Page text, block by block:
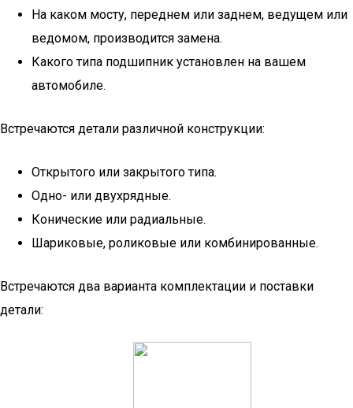
На каком мосту, переднем или заднем, ведущем или
ведомом, производится замена.
Какого типа подшипник установлен на вашем
автомобиле.
Встречаются детали различной конструкции:
Открытого или закрытого типа.
Одно- или двухрядные.
Конические или радиальные.
Шариковые, роликовые или комбинированные.
Встречаются два варианта комплектации и поставки
детали: